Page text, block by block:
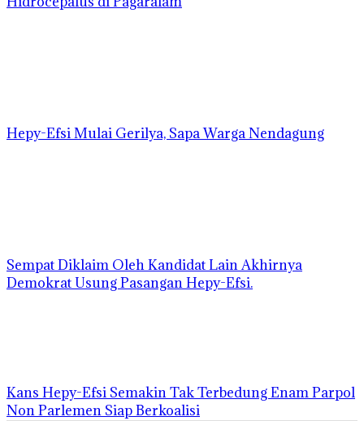
Hepy-Efsi Mulai Gerilya, Sapa Warga Nendagung
Sempat Diklaim Oleh Kandidat Lain Akhirnya
Demokrat Usung Pasangan Hepy-Efsi.
Kans Hepy-Efsi Semakin Tak Terbedung Enam Parpol
Non Parlemen Siap Berkoalisi